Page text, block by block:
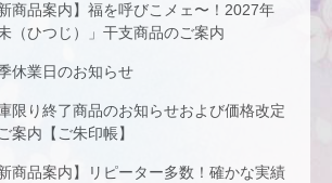
新商品案内】福を呼びこメェ〜！2027年
未（ひつじ）」干支商品のご案内
休業日のお知らせ
限り終了商品のお知らせおよび価格改定
案内【ご朱印帳】
新商品案内】リピーター多数！確かな実績